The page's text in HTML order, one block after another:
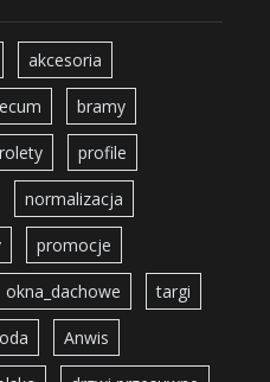
akcesoria
bramy
rolety profile
normalizacja
promocje
okna_dachowe targi
Anwis